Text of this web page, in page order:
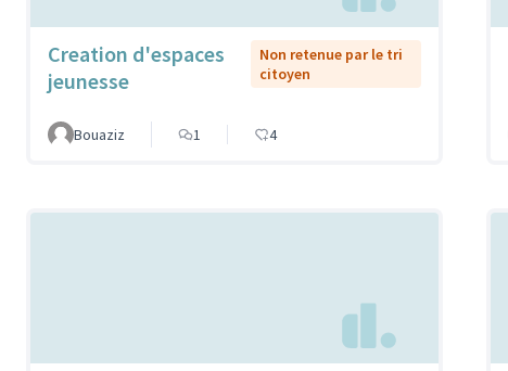
Creation d'espaces
jeunesse
Non retenue par le tri
citoyen
Bouaziz 1 4